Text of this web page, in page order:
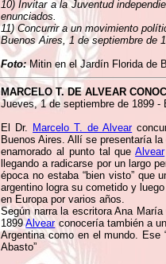
10) Invitar a la Juventud
enunciados.
11) Concurrir a un movimiento
Buenos Aires, 1 de septiembre de
Foto:Mitin en el Jardín Florida de
MARCELO T. DE ALVEAR
Jueves, 1 de septiembre de 1899 -
El Dr. Marcelo T. de Alvear
Buenos Aires. Allí se presentaría
enamorado al punto tal queAlvear
llegando a radicarse por un largo
época no estaba “bien visto” que
argentino logra su cometido y
en Europa por varios años.
Según narra la escritora Ana
1899Alvearconocería también a
Argentina como en el mundo. Ese
Abasto”